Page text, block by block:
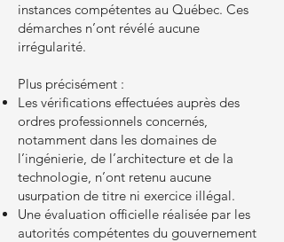
instances compétentes au Québec. Ces
démarches n’ont révélé aucune
irrégularité.
Plus précisément :
Les vérifications effectuées auprès des
ordres professionnels concernés,
notamment dans les domaines de
l’ingénierie, de l’architecture et de la
technologie, n’ont retenu aucune
usurpation de titre ni exercice illégal.
Une évaluation officielle réalisée par les
autorités compétentes du gouvernement